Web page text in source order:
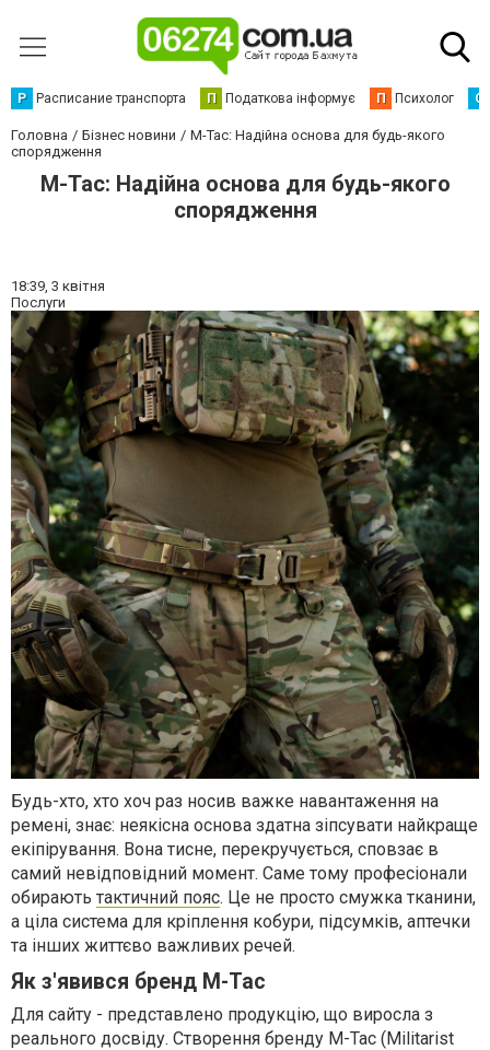
Р Расписание транспорта П Податкова інформує П Психолог С
Головна Бізнес новини
M-Tac: Надійна основа для будь-якого
спорядження
M-Tac: Надійна основа для будь-якого
спорядження
18:39, 3 квітня
Послуги
Будь-хто, хто хоч раз носив важке навантаження на
ремені, знає: неякісна основа здатна зіпсувати найкраще
екіпірування. Вона тисне, перекручується, сповзає в
самий невідповідний момент. Саме тому професіонали
обирають тактичний пояс. Це не просто смужка тканини,
а ціла система для кріплення кобури, підсумків, аптечки
та інших життєво важливих речей.
Як з'явився бренд M-Tac
Для сайту - представлено продукцію, що виросла з
реального досвіду. Створення бренду М-Тас (Militarist